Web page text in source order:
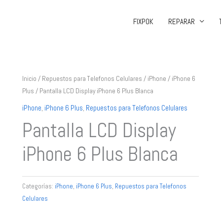
FIXPOK REPARAR
Inicio / Repuestos para Telefonos Celulares / iPhone / iPhone 6
Plus / Pantalla LCD Display iPhone 6 Plus Blanca
iPhone iPhone 6 Plus Repuestos para Telefonos Celulares
Pantalla LCD Display
iPhone 6 Plus Blanca
Categorías: iPhone, iPhone 6 Plus, Repuestos para Telefonos
Celulares